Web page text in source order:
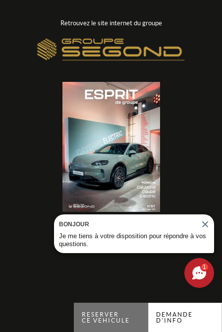
RESERVER
CE VEHICULE
DEMANDE
D'INFO
Retrouvez le site internet du groupe
MAGAZINES
1
BONJOUR
Je me tiens à votre disposition pour répondre à vos
questions.